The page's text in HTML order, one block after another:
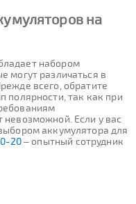
на
набором
могут различаться в
всего, обратите
полярности, так как при
невозможной. Если у вас
аккумулятора для
20– опытный сотрудник